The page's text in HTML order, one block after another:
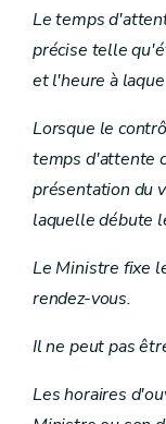
Le temps
précise telle
et l'heure à
Lorsque le
temps d'attente
présentation du
laquelle débute
Le Ministre fixe
rendez-vous.
Il ne peut pas
Les horaires